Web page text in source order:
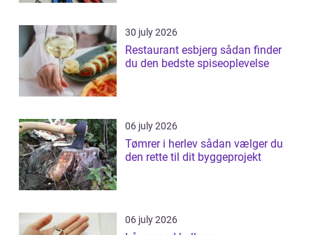
30 july 2026
Restaurant esbjerg sådan finder
du den bedste spiseoplevelse
06 july 2026
Tømrer i herlev sådan vælger du
den rette til dit byggeprojekt
06 july 2026